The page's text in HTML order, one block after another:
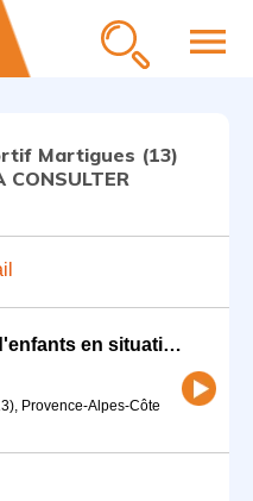
menu
Martigues (13)
CONSULTER
Éducateur sportif auprès d'enfants en situation de handicap/TSA (H/F)
Provence-Alpes-Côte